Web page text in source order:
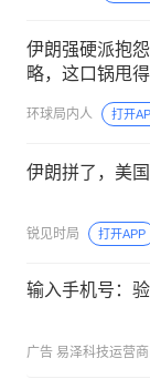
伊朗强硬派抱
略，这口锅甩
环球局内人 打开
伊朗拼了，美
锐见时局 打开APP
输入手机号：
广告 易泽科技运营商